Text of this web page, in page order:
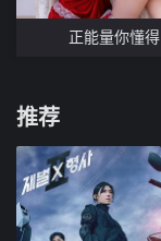
正能量你懂得
推荐